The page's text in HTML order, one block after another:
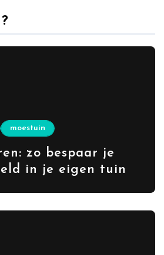
moestuin
zo bespaar je
in je eigen tuin